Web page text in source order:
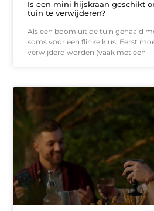
Is een mini hijskraan geschikt
tuin te verwijderen?
Als een boom uit de tuin gehaald
soms voor een flinke klus. Eerst
verwijderd worden (vaak met een